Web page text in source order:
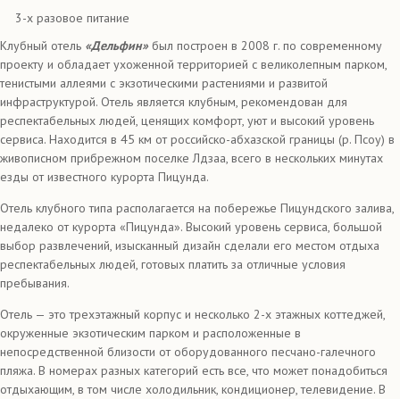
3-х разовое питание
Клубный отель «Дельфин» был построен в 2008 г. по современному
проекту и обладает ухоженной территорией с великолепным парком,
тенистыми аллеями с экзотическими растениями и развитой
инфраструктурой. Отель является клубным, рекомендован для
респектабельных людей, ценящих комфорт, уют и высокий уровень
сервиса. Находится в 45 км от российско-абхазской границы (р. Псоу) в
живописном прибрежном поселке Лдзаа, всего в нескольких минутах
езды от известного курорта Пицунда.
Отель клубного типа располагается на побережье Пицундского залива,
недалеко от курорта «Пицунда». Высокий уровень сервиса, большой
выбор развлечений, изысканный дизайн сделали его местом отдыха
респектабельных людей, готовых платить за отличные условия
пребывания.
Отель — это трехэтажный корпус и несколько 2-х этажных коттеджей,
окруженные экзотическим парком и расположенные в
непосредственной близости от оборудованного песчано-галечного
пляжа. В номерах разных категорий есть все, что может понадобиться
отдыхающим, в том числе холодильник, кондиционер, телевидение. В